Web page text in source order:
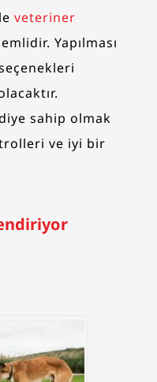
veteriner
Yapılması
sahip olmak
ve iyi bir